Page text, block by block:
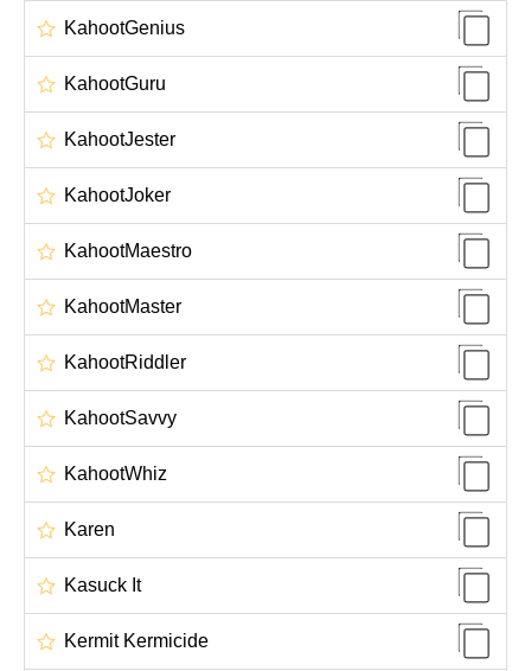
KahootGenius
KahootGuru
KahootJester
KahootJoker
KahootMaestro
KahootMaster
KahootRiddler
KahootSavvy
KahootWhiz
Karen
Kasuck It
Kermit Kermicide